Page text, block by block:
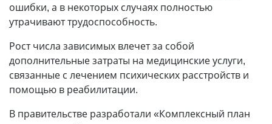
ошибки, а в некоторых случаях полностью
утрачивают трудоспособность.
Рост числа зависимых влечет за собой
дополнительные затраты на медицинские услуги,
связанные с лечением психических расстройств и
помощью в реабилитации.
В правительстве разработали «Комплексный план